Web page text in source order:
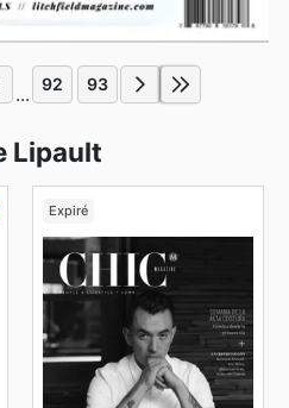
... 92 93
Lipault
Expiré